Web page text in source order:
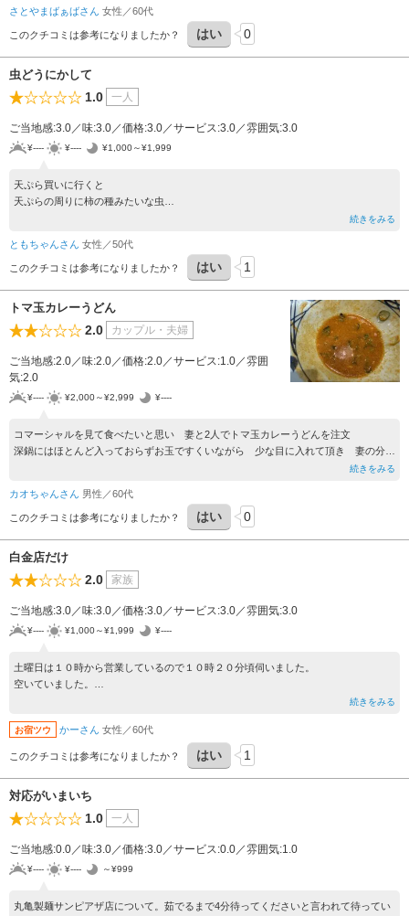
本当は、お稲荷さんも食べたい所だけど、無理なので
代わりに、お土産にうどーなつ
さとやまばぁばさん 女性／60代
このクチコミは参考になりましたか？ はい 0
虫どうにかして
1.0 一人
ご当地感:3.0／味:3.0／価格:3.0／サービス:3.0／雰囲気:3.0
¥---- ¥---- ¥1,000～¥1,999
天ぷら買いに行くと
天ぷらの周りに柿の種みたいな虫
続きをみる
ともちゃんさん 女性／50代
このクチコミは参考になりましたか？ はい 1
トマ玉カレーうどん
2.0 カップル・夫婦
ご当地感:2.0／味:2.0／価格:2.0／サービス:1.0／雰囲
気:2.0
¥---- ¥2,000～¥2,999 ¥----
コマーシャルを見て食べたいと思い 妻と2人でトマ玉カレーうどんを注文
深鍋にはほとんど入っておらずお玉ですくいながら 少な目に入れて頂き 妻の分の
カレーが全く量が足らず 担当に言ったら 少々お待ち頂けますか？だって コマー
通です 妻の分はカレールーが全く足りなかった為 キャンセルし別のを注文 私の
も足りな目でしたが そのまま食べちゃいましたが トマトはなに一つ入って無かっ
龍ヶ崎店にはいつもならベテランが居ましたが たまたま今回は居なかった為 回転
が出来なかった場面に体験しちゃいました
続きをみる
カオちゃんさん 男性／60代
このクチコミは参考になりましたか？ はい 0
白金店だけ
2.0 家族
ご当地感:3.0／味:3.0／価格:3.0／サービス:3.0／雰囲気:3.0
¥---- ¥1,000～¥1,999 ¥----
土曜日は１０時から営業しているので１０時２０分頃伺いました。
空いていました。
ただうどんのつゆがめちゃくちゃぬるくて、温めるの忘れたんじゃないのというレベ
あといつもいる店員さん、私服であれ、これ 手伝ってみえ公私混同はやめてほし
続きをみる
お宿ツウ かーさん 女性／60代
このクチコミは参考になりましたか？ はい 1
対応がいまいち
1.0 一人
ご当地感:0.0／味:3.0／価格:3.0／サービス:0.0／雰囲気:1.0
¥---- ¥---- ～¥999
丸亀製麺サンピアザ店について。茹でるまで4分待ってくださいと言われて待ってい